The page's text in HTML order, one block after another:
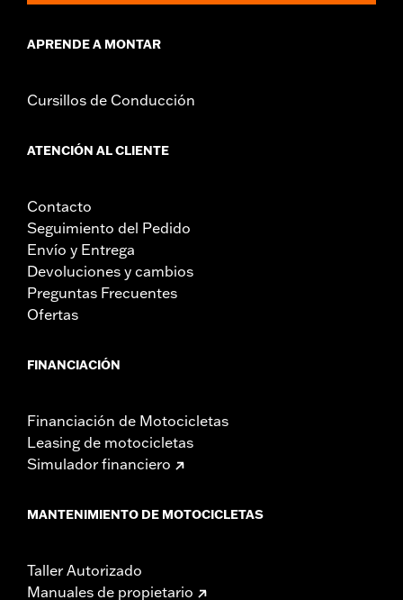
APRENDE A MONTAR
Cursillos de Conducción
ATENCIÓN AL CLIENTE
Contacto
Seguimiento del Pedido
Envío y Entrega
Devoluciones y cambios
Preguntas Frecuentes
Ofertas
FINANCIACIÓN
Financiación de Motocicletas
Leasing de motocicletas
Simulador financiero
MANTENIMIENTO DE MOTOCICLETAS
Taller Autorizado
Manuales de propietario